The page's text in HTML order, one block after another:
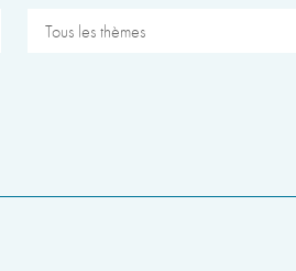
Tous les thèmes